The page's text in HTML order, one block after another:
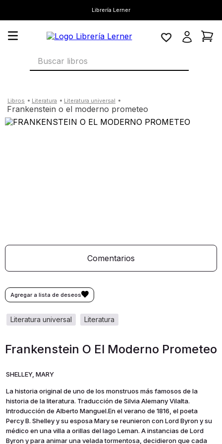
Librería Lerner
Buscar libros
literatura literatura universal
frankenstein o el moderno prometeo
Comentarios
literatura
literatura universal
Frankenstein O El Moderno Prometeo
SHELLEY, MARY
La historia original de uno de los monstruos más famosos de la
historia de la literatura. Traducción de Silvia Alemany Vilalta.
Introducción de Alberto Manguel.En el verano de 1816, el poeta
Percy B. Shelley y su esposa Mary se reunieron con Lord Byron y su
médico en una villa a orillas del lago Leman. A instancias de Lord
Byron y para animar una velada tormentosa, decidieron que cada